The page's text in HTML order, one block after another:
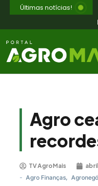
Últimas notícias!
Agro
TV AgroMais
- Agro Finanças,